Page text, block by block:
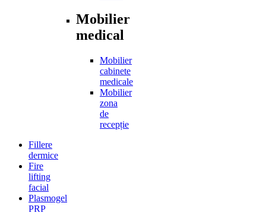
Mobilier
medical
Mobilier
cabinete
medicale
Mobilier
zona
de
recepție
Fillere
dermice
Fire
lifting
facial
Plasmogel
PRP